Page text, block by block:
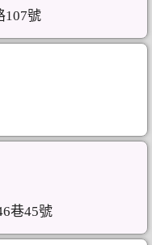
107號
巷45號